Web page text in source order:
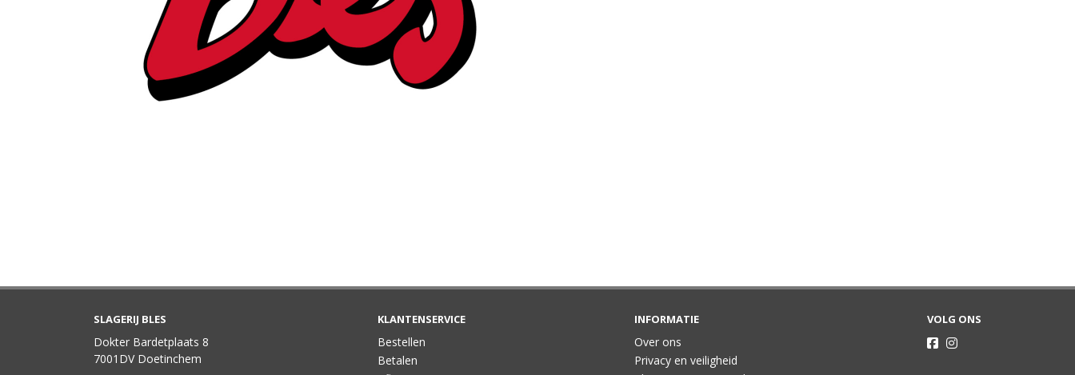
SLAGERIJ BLES
Dokter Bardetplaats 8
7001DV Doetinchem
KLANTENSERVICE
Bestellen
Betalen
INFORMATIE
Over ons
Privacy en veiligheid
VOLG ONS